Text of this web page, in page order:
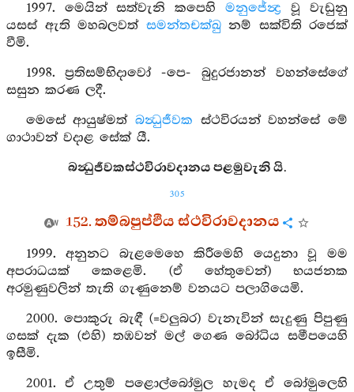
1997. මෙයින් සත්වැනි කපෙහිමනුජේන්‍ද්‍ර වූ වැඩුනු
යසස් ඇති මහබලවත් සමන්තචක්ඛුනම් සක්විති රජෙක්
වීමි.
1998. ප්‍රතිසම්භිදාවෝ -පෙ- බුදුරජානන් වහන්සේගේ
සසුන කරණ ලදී.
මෙසේ ආයුෂ්මත් බන්‍ධුජීවක ස්ථවිරයන් වහන්සේ මේ
ගාථාවන් වදාළ සේක් යී.
බන්‍ධුජීවකස්ථවිරාවදානය පළමුවැනි යි.
305
152. තම්බපුප්ඵිය ස්ථවිරාවදානය
1999. අනුනට බැළමෙහෙ කිරීමෙහි යෙදුනා වූ මම
අපරාධයක් කෙළෙමි. (ඒ හේතුවෙන්) භයජනක
අරමුණුවලින් තැති ගැණුනෙම් වනයට පලාගියෙමි.
2000. පොකුරු බැඳී (=වලුබර) වැනැවින් සැදුණු පිපුණු
ගසක් දැක (එහි) තඹවන් මල් ගෙණ බෝධිය සමීපයෙහි
ඉසීමි.
2001. ඒ උතුම් පළොල්බෝමුල හැමද ඒ බෝමුලෙහි